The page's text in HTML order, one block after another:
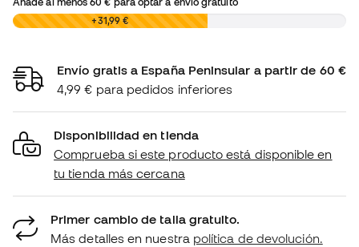
0,00 € +31,99 €
Envío gratis a España Peninsular a partir de 60 €
4,99 € para pedidos inferiores
Disponibilidad en tienda
Comprueba si este producto está disponible en
tu tienda más cercana
Primer cambio de talla gratuito.
Más detalles en nuestra política de devolución.